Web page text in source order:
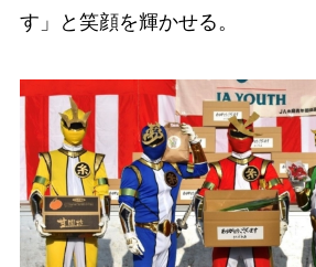
す」と笑顔を輝かせる。